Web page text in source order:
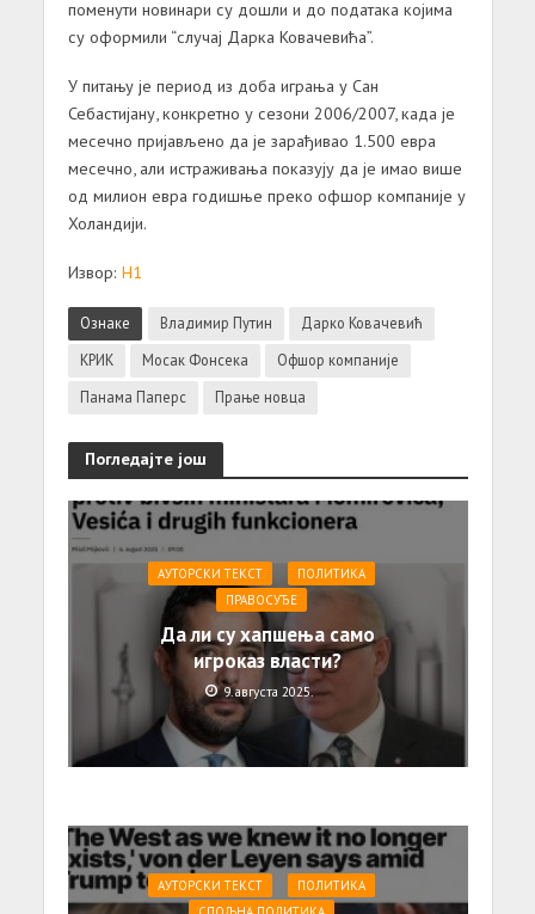
поменути новинари су дошли и до података којима
су оформили “случај Дарка Ковачевића”.
У питању је период из доба играња у Сан
Себастијану, конкретно у сезони 2006/2007, када је
месечно пријављено да је зарађивао 1.500 евра
месечно, али истраживања показују да је имао више
од милион евра годишње преко офшор компаније у
Холандији.
Извор: Н1
Ознаке Владимир Путин
Дарко Ковачевић
КРИК
Мосак Фонсека
Офшор компаније
Панама Паперс
Прање новца
Погледајте још
АУТОРСКИ ТЕКСТ
ПОЛИТИКА
ПРАВОСУЂЕ
Да ли су хапшења само
игроказ власти?
9. августа 2025.
АУТОРСКИ ТЕКСТ
ПОЛИТИКА